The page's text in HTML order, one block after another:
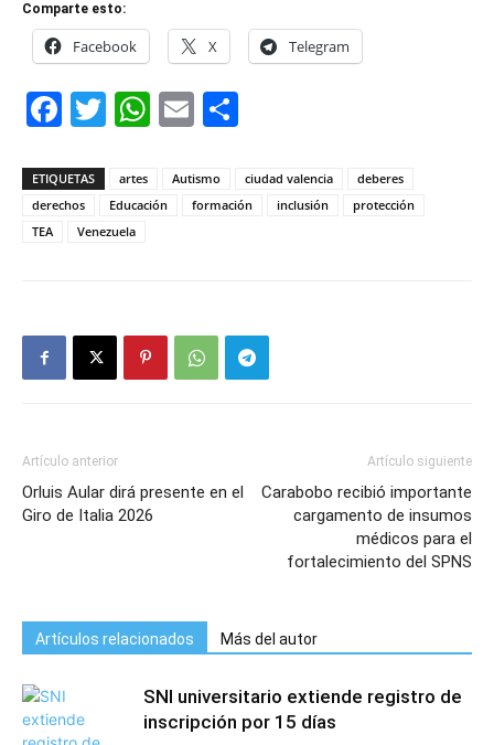
Comparte esto:
Facebook X Telegram
Facebook
Twitter
WhatsApp
Email
ETIQUETAS artes Autismo ciudad valencia
deberes
derechos
Educación formación inclusión
protección
TEA
Venezuela
Artículo anterior
Orluis Aular dirá presente en el
Giro de Italia 2026
Artículo siguiente
Carabobo recibió importante
cargamento de insumos
médicos para el
fortalecimiento del SPNS
Artículos relacionados Más del autor
SNI universitario extiende registro de
inscripción por 15 días